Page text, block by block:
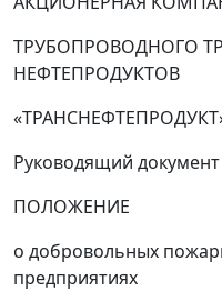
ТРУБОПРОВОДНОГО
НЕФТЕПРОДУКТОВ
Руководящий документ
ПОЛОЖЕНИЕ
о добровольных
предприятиях